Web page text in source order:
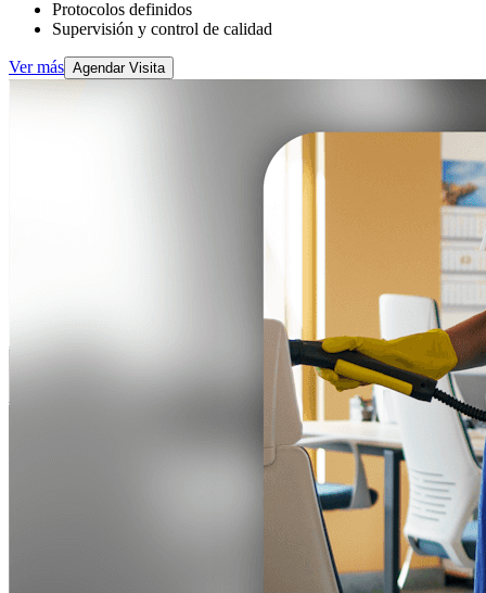
Protocolos definidos
Supervisión y control de calidad
Ver más Agendar Visita